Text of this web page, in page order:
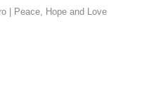
| Peace, Hope and Love